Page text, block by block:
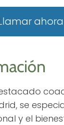
ahora
se
y el